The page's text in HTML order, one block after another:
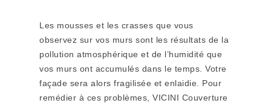
Les mousses et les crasses que vous
observez sur vos murs sont les résultats de la
pollution atmosphérique et de l’humidité que
vos murs ont accumulés dans le temps. Votre
façade sera alors fragilisée et enlaidie. Pour
remédier à ces problèmes, VICINI Couverture